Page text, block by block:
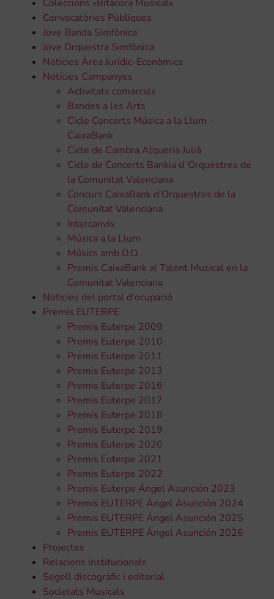
Coleccions «Bitàcora Musical»
Convocatòries Públiques
Jove Banda Simfònica
Jove Orquestra Simfònica
Noticies Àrea Jurídic-Econòmica
Notícies Campanyes
Activitats comarcals
Bandes a les Arts
Cicle Concerts Música a la Llum –
CaixaBank
Cicle de Cambra Alqueria Julià
Cicle de Concerts Bankia d´Orquestres de
la Comunitat Valenciana
Concurs CaixaBank d'Orquestres de la
Comunitat Valenciana
Intercanvis
Música a la Llum
Músics amb D.O.
Premis CaixaBank al Talent Musical en la
Comunitat Valenciana
Noticies del portal d'ocupació
Premis EUTERPE
Premis Euterpe 2009
Premis Euterpe 2010
Premis Euterpe 2011
Premis Euterpe 2013
Premis Euterpe 2016
Premis Euterpe 2017
Premis Euterpe 2018
Premis Euterpe 2019
Premis Euterpe 2020
Premis Euterpe 2021
Premis Euterpe 2022
Premis Euterpe Ángel Asunción 2023
Premis EUTERPE Ángel Asunción 2024
Premis EUTERPE Ángel Asunción 2025
Premis EUTERPE Ángel Asunción 2026
Projectes
Relacions institucionals
Segell discogràfic i editorial
Societats Musicals